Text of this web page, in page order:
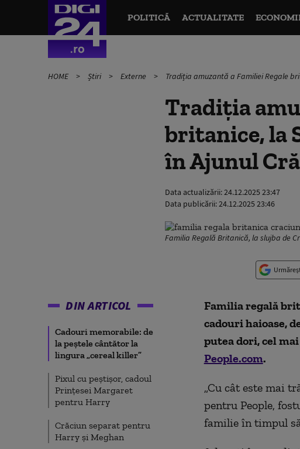
POLITICĂ ACTUALITATE
HOME Știri Externe Tradiția amuzantă a Familiei Regale
Tradiția
britanice, la
în Ajunul
Data actualizării:24.12.2025 23:47
Data publicării:24.12.2025 23:46
Familia Regală Britanică, la slujba de
DIN ARTICOL
Cadouri memorabile: de
la peștele cântător la
lingura „cereal killer”
Pixul cu peștișor, cadoul
Prințesei Margaret
pentru Harry
Crăciun separat pentru
Harry și Meghan
Familia regală
cadouri haioase,
putea dori, cel
People.com.
„Cu cât este mai
pentru People,
familie în timpul